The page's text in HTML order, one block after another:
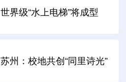
世界级“水上电梯”将成型
苏州：校地共创“同里诗光”